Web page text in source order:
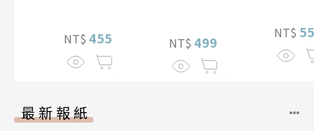
NT$ 455 NT$ 499
NT$
最新報紙